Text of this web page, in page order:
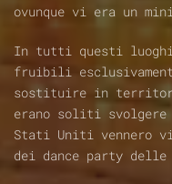
ovunque vi era un
In tutti questi
fruibili
sostituire in
erano soliti svolgere
Stati Uniti vennero
dei dance party delle